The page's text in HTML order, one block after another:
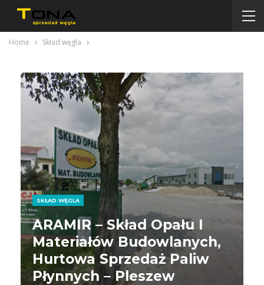
Home Skład węgla
SKŁAD WĘGLA
ARAMIR – Skład Opału I
Materiałów Budowlanych,
Hurtowa Sprzedaż Paliw
Płynnych – Pleszew